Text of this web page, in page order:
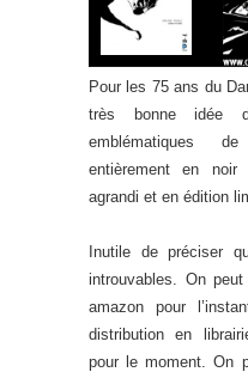
Pour les 75 ans du
très bonne idée
emblématiques
entièrement en
agrandi et en édition
Inutile de préciser
introuvables. On
amazon pour
distribution en
pour le moment. On